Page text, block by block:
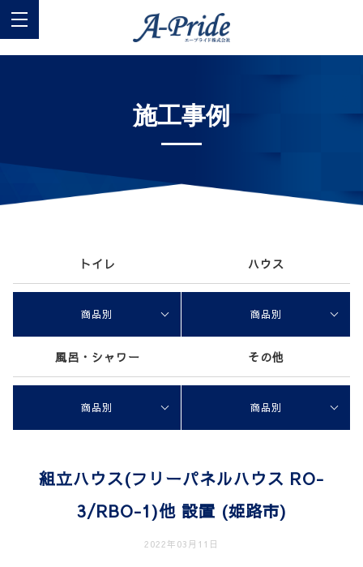
施工事例
トイレ ハウス
商品別 商品別
風呂・シャワー その他
商品別 商品別
組立ハウス(フリーパネルハウス RO-
3/RBO-1)他 設置 (姫路市)
2022年03月11日